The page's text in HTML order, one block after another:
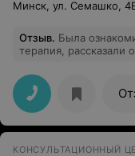
Минск, ул. Семашко,
Отзыв. Была
терапия, рассказали
внимательно слушает
КОНСУЛЬТАЦИОННЫЙ